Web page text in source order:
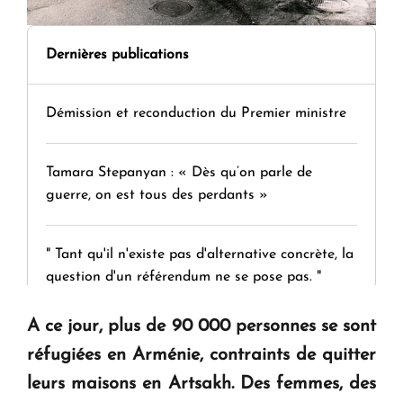
Dernières publications
Démission et reconduction du Premier ministre
Tamara Stepanyan : « Dès qu’on parle de
guerre, on est tous des perdants »
" Tant qu'il n'existe pas d'alternative concrète, la
question d'un référendum ne se pose pas. "
KASA : 30 ans d'audace, de résilience et d'avenir
en Arménie
A ce jour, plus de 90 000 personnes se sont
réfugiées en Arménie, contraints de quitter
leurs maisons en Artsakh. Des femmes, des